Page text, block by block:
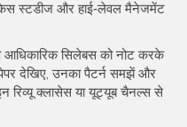
केस स्टडीज और हाई‑लेवल मैनेजमेंट
सिलेबस को नोट करके
देखिए, उनका पैटर्न समझें और
रिव्यू क्लासेस या यूट्यूब चैनल्स से